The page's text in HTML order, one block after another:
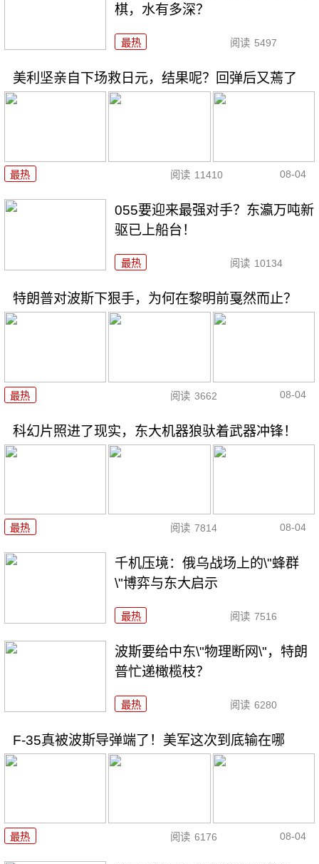
棋，水有多深？
最热 阅读 5497
美利坚亲自下场救日元，结果呢？回弹后又蔫了
最热 阅读 11410 08-04
055要迎来最强对手？东瀛万吨新
驱已上船台！
最热 阅读 10134
特朗普对波斯下狠手，为何在黎明前戛然而止？
最热 阅读 3662 08-04
科幻片照进了现实，东大机器狼驮着武器冲锋！
最热 阅读 7814 08-04
千机压境：俄乌战场上的\"蜂群
\"博弈与东大启示
最热 阅读 7516
波斯要给中东\"物理断网\"，特朗
普忙递橄榄枝？
最热 阅读 6280
F-35真被波斯导弹端了！美军这次到底输在哪
最热 阅读 6176 08-04